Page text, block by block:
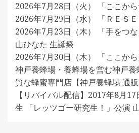
2026年7月28日（火） 「ここか
2026年7月29日（水） 「ＲＥＳ
2026年7月23日（木） 「手をつ
山ひなた 生誕祭
2026年7月30日（木） 「ここか
神戸養蜂場・養蜂場を営む神戸
質な蜂蜜専門店【神戸養蜂場 通販
【リバイバル配信】2017年8月
生 「レッツゴー研究生！」公演